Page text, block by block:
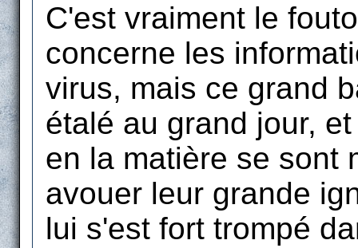
C'est vraiment le
concerne les
virus, mais ce grand
étalé au grand jour,
en la matière se sont
avouer leur grande
lui s'est fort trompé